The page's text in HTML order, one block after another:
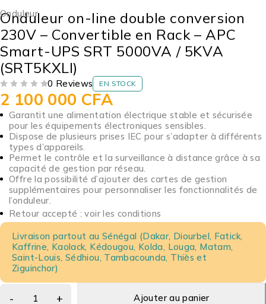
Onduleur
Onduleur on-line double conversion
230V – Convertible en Rack – APC
Smart-UPS SRT 5000VA / 5KVA
(SRT5KXLI)
0 Reviews EN STOCK
2 100 000 CFA
Garantit une alimentation électrique stable et sécurisée
pour les équipements électroniques sensibles.
Dispose de plusieurs prises IEC pour s’adapter à différents
types d’appareils.
Permet le contrôle et la surveillance à distance grâce à sa
capacité de gestion par réseau.
Offre la possibilité d’ajouter des cartes de gestion
supplémentaires pour personnaliser les fonctionnalités de
l’onduleur.
Retour accepté : voir les conditions
Livraison partout au Sénégal (Dakar, Diourbel, Fatick,
Kaffrine, Kaolack, Kédougou, Kolda, Louga, Matam,
Saint-Louis, Sédhiou, Tambacounda, Thiès et
Ziguinchor)
Ajouter au panier